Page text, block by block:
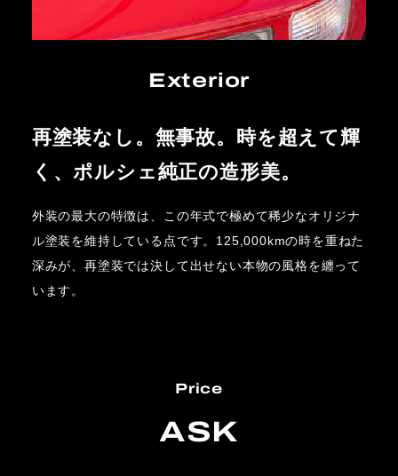
Exterior
再塗装なし。無事故。時を超えて輝
く、ポルシェ純正の造形美。
外装の最大の特徴は、この年式で極めて稀少なオリジナ
ル塗装を維持している点です。125,000kmの時を重ねた
深みが、再塗装では決して出せない本物の風格を纏って
います。
Price
ASK